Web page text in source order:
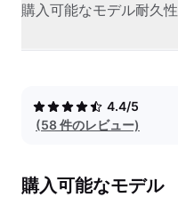
購入可能なモデル耐久性
4.4/5
(58 件のレビュー)
購入可能なモデル